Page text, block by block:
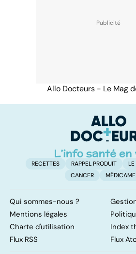
Allo Docteurs - Le Mag
RECETTES RAPPEL PRODUIT
CANCER
Qui sommes-nous ?
Mentions légales
Charte d'utilisation
Index
Flux RSS
Flux